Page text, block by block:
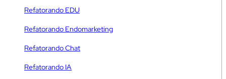
Refatorando EDU
Refatorando Endomarketing
Refatorando Chat
Refatorando IA